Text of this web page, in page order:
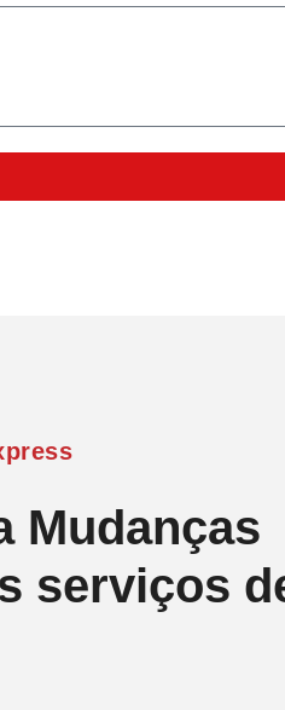
Mudanças
serviços